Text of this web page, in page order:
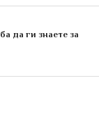
да ги знаете за